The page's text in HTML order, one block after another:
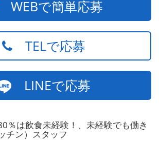
で簡単応募
TELで応募
LINEで応募
％は飲食未経験！、未経験でも働き
チン）スタッフ